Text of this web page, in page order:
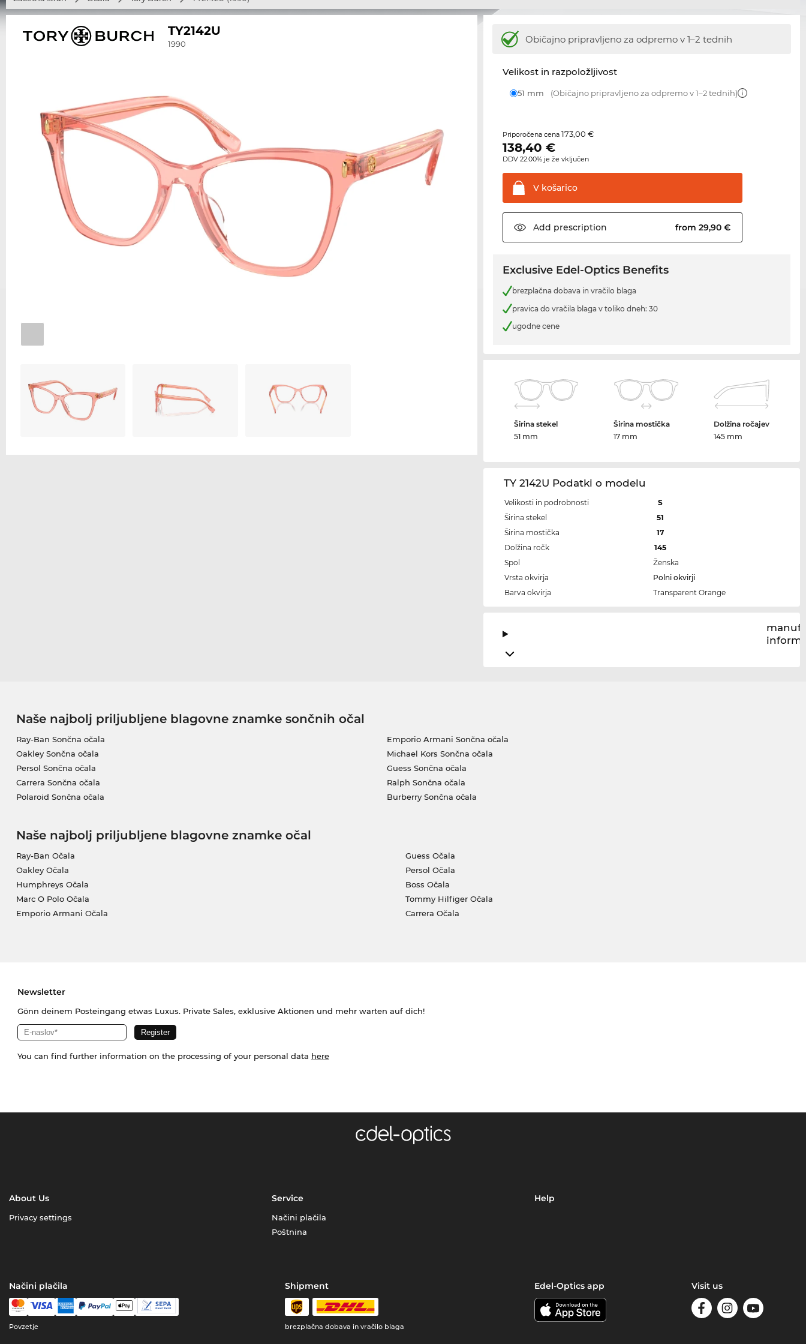
TY2142U
1990 Običajno pripravljeno za odpremo v 1–2 tednih
Velikost in razpoložljivost
51 mm (Običajno pripravljeno za odpremo v 1–2 tednih)
Priporočena cena173,00 €
138,40 €
DDV 22.00% je že vključen
V košarico
Add prescription from 29,90 €
Exclusive Edel-Optics Benefits
brezplačna dobava in vračilo blaga
pravica do vračila blaga v toliko dneh: 30
ugodne cene
Širina stekel
51 mm
Širina mostička
17 mm
Dolžina ročajev
145 mm
TY 2142U Podatki o modelu
Velikosti in podrobnosti
S
Širina stekel
51
Širina mostička
17
Dolžina ročk
145
Spol
Ženska
Vrsta okvirja
Polni okvirji
Barva okvirja
Transparent Orange
Naše najbolj priljubljene blagovne znamke sončnih očal
Ray-Ban Sončna očala
Oakley Sončna očala
Persol Sončna očala
Carrera Sončna očala
Polaroid Sončna očala
Emporio Armani Sončna očala
Michael Kors Sončna očala
Guess Sončna očala
Ralph Sončna očala
Burberry Sončna očala
Naše najbolj priljubljene blagovne znamke očal
Ray-Ban Očala
Oakley Očala
Humphreys Očala
Marc O Polo Očala
Emporio Armani Očala
Guess Očala
Persol Očala
Boss Očala
Tommy Hilfiger Očala
Carrera Očala
Newsletter
Gönn deinem Posteingang etwas Luxus. Private Sales, exklusive Aktionen und mehr warten auf dich!
You can find further information on the processing of your personal data here
About Us
Privacy settings
Service
Načini plačila
Poštnina
Help
Načini plačila
Povzetje
Shipment
brezplačna dobava in vračilo blaga
Edel-Optics app Visit us